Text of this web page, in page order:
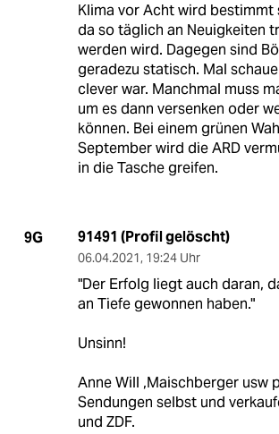
Klima vor Acht wird bestimmt
da so täglich an Neuigkeiten
werden wird. Dagegen sind
geradezu statisch. Mal
clever war. Manchmal muss
um es dann versenken oder
können. Bei einem grünen
September wird die ARD
in die Tasche greifen.
9G 91491 (Profil gelöscht)
06.04.2021, 19:24 Uhr
"Der Erfolg liegt auch daran,
an Tiefe gewonnen haben."
Unsinn!
Anne Will ,Maischberger usw
Sendungen selbst und
und ZDF.